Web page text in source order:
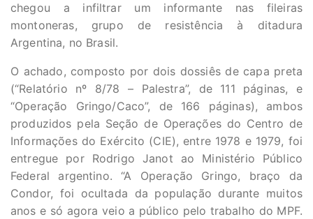
chegou a infiltrar um informante nas fileiras
montoneras, grupo de resistência à ditadura
Argentina, no Brasil.
O achado, composto por dois dossiês de capa preta
(“Relatório nº 8/78 – Palestra”, de 111 páginas, e
“Operação Gringo/Caco”, de 166 páginas), ambos
produzidos pela Seção de Operações do Centro de
Informações do Exército (CIE), entre 1978 e 1979, foi
entregue por Rodrigo Janot ao Ministério Público
Federal argentino. “A Operação Gringo, braço da
Condor, foi ocultada da população durante muitos
anos e só agora veio a público pelo trabalho do MPF.